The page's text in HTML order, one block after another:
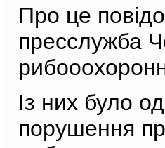
Про це
пресслужба
Із них було
порушення